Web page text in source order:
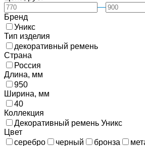
—
Бренд
Уникс
Тип изделия
декоративный ремень
Страна
Россия
Длина, мм
950
Ширина, мм
40
Коллекция
Декоративный ремень Уникс
Цвет
серебро
черный бронза